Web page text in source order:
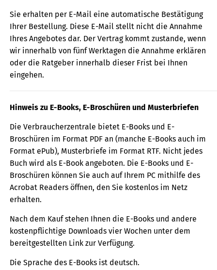
Sie erhalten per E-Mail eine automatische Bestätigung
Ihrer Bestellung. Diese E-Mail stellt nicht die Annahme
Ihres Angebotes dar. Der Vertrag kommt zustande, wenn
wir innerhalb von fünf Werktagen die Annahme erklären
oder die Ratgeber innerhalb dieser Frist bei Ihnen
eingehen.
Hinweis zu E-Books, E-Broschüren und Musterbriefen
Die Verbraucherzentrale bietet E-Books und E-
Broschüren im Format PDF an (manche E-Books auch im
Format ePub), Musterbriefe im Format RTF. Nicht jedes
Buch wird als E-Book angeboten. Die E-Books und E-
Broschüren können Sie auch auf Ihrem PC mithilfe des
Acrobat Readers öffnen, den Sie kostenlos im Netz
erhalten.
Nach dem Kauf stehen Ihnen die E-Books und andere
kostenpflichtige Downloads vier Wochen unter dem
bereitgestellten Link zur Verfügung.
Die Sprache des E-Books ist deutsch.